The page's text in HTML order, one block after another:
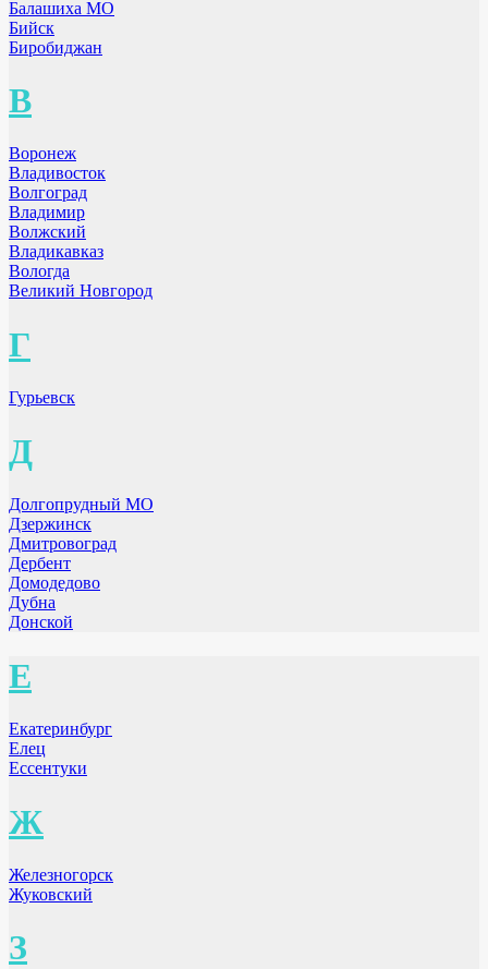
Балашиха МО
Бийск
Биробиджан
В
Воронеж
Владивосток
Волгоград
Владимир
Волжский
Владикавказ
Вологда
Великий Новгород
Г
Гурьевск
Д
Долгопрудный МО
Дзержинск
Дмитровоград
Дербент
Домодедово
Дубна
Донской
Е
Екатеринбург
Елец
Ессентуки
Ж
Железногорск
Жуковский
З